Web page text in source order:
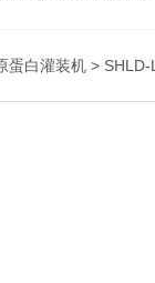
蛋白灌装机 > SHLD-